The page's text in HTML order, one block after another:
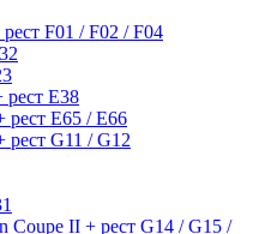
F01 / F02 / F04
E38
E65 / E66
G11 / G12
Coupe II + рест G14 / G15 /